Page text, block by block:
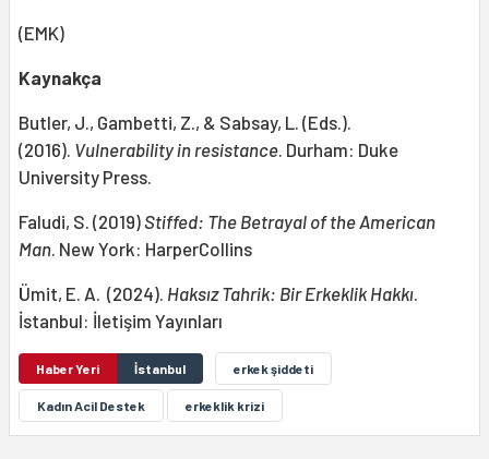
(EMK)
Kaynakça
Butler, J., Gambetti, Z., & Sabsay, L. (Eds.).
(2016). Vulnerability in resistance . Durham: Duke
University Press.
Faludi, S. (2019)Stiffed: The Betrayal of the American
Man . New York: HarperCollins
Ümit, E. A. (2024). Haksız Tahrik: Bir Erkeklik Hakkı
İstanbul: İletişim Yayınları
Haber Yeri İstanbul erkek şiddeti
Kadın Acil Destek erkeklik krizi